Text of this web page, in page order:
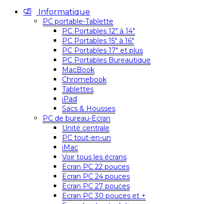
Informatique
PC portable-Tablette
PC Portables 12″ à 14″
PC Portables 15″ à 16″
PC Portables 17″ et plus
PC Portables Bureautique
MacBook
Chromebook
Tablettes
iPad
Sacs & Housses
PC de bureau-Ecran
Unité centrale
PC tout-en-un
iMac
Voir tous les écrans
Ecran PC 22 pouces
Ecran PC 24 pouces
Ecran PC 27 pouces
Ecran PC 30 pouces et +